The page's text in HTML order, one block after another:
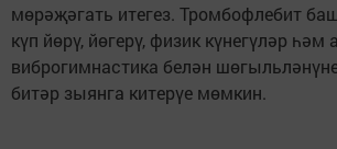
мөрәҗәгать итегез. Тромбофлебит
күп йөрү, йөгерү, физик күнегүләр һәм
виброгимнастика белән
битәр зыянга китерүе мөмкин.